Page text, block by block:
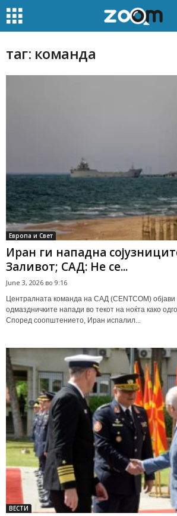
таг: команда
Европа и Свет
Иран ги нападна
Заливот; САД: Не се...
June 3, 2026 во 9:16
Централната команда на САД (CENTCOM) објави
одмаздничките напади во текот на ноќта како
Според соопштението, Иран испалил...
ВЕСТИ